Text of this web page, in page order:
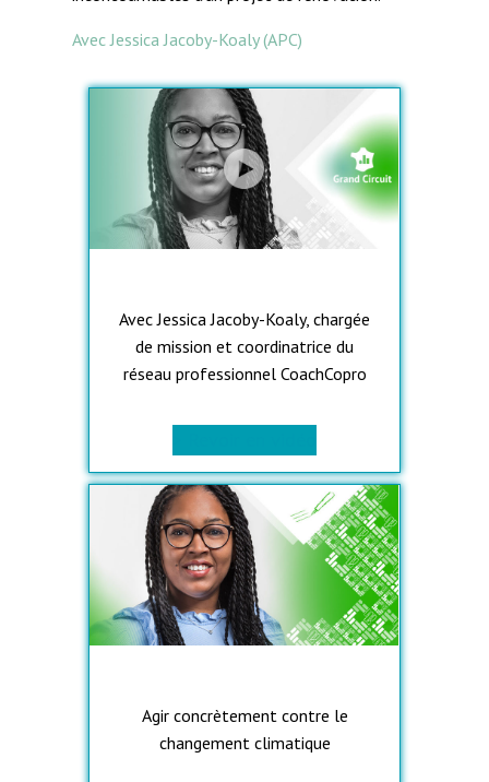
Avec Jessica Jacoby-Koaly (APC)
Avec Jessica Jacoby-Koaly, chargée
de mission et coordinatrice du
réseau professionnel CoachCopro
Agir concrètement contre le
changement climatique